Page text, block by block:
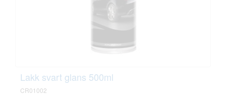
Lakk svart glans 500ml
CR01002